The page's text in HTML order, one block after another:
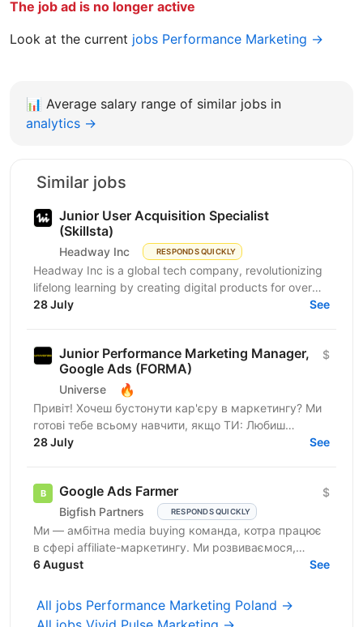
The job ad is no longer active
Look at the current jobs Performance Marketing →
📊 Average salary range of similar jobs in
analytics →
Similar jobs
Junior User Acquisition Specialist
(Skillsta)
Headway Inc RESPONDS QUICKLY
Headway Inc is a global tech company, revolutionizing
lifelong learning by creating digital products for over
150 million users worldwide. Our mission is to...
28 July See
Junior Performance Marketing Manager,
Google Ads (FORMA)
Universe 🔥
$
Привіт! Хочеш бустонути кар'єру в маркетингу? Ми
готові тебе всьому навчити, якщо ТИ: Любиш
працювати з цифрами, аналізувати та розбиратись,
28 July See
Google Ads Farmer
Bigfish Partners RESPONDS QUICKLY
$
Ми — амбітна media buying команда, котра працює
в сфері affiliate-маркетингу. Ми розвиваємося,
масштабуємося, запускаємо нові гео і зараз
6 August See
All jobs Performance Marketing Poland →